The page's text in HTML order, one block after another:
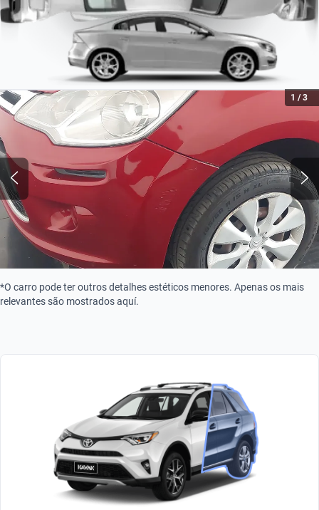
1 /3
*O carro pode ter outros detalhes estéticos menores. Apenas os mais
relevantes são mostrados aquí.